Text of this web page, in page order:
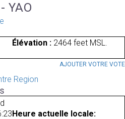
YAO
Élévation : 2464 feet MSL.
AJOUTER VOTRE VOTE
Region
Heure actuelle locale: